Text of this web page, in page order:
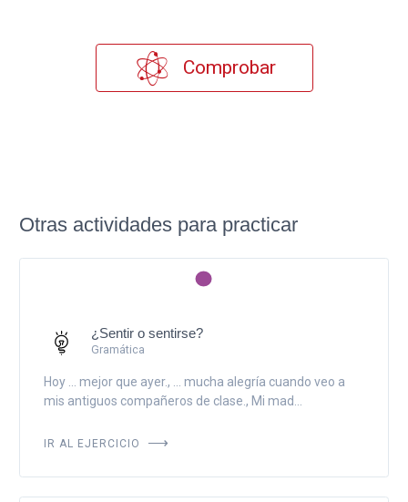
Comprobar
Otras actividades para practicar
¿Sentir o sentirse?
Gramática
Hoy ... mejor que ayer., ... mucha alegría cuando veo a
mis antiguos compañeros de clase., Mi mad...
IR AL EJERCICIO